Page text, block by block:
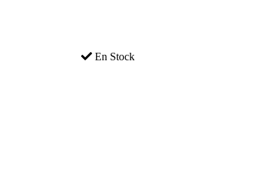
En Stock